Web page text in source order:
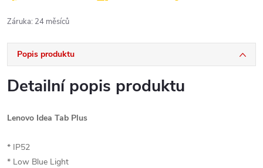
Záruka: 24 měsíců
Popis produktu
Detailní popis produktu
Lenovo Idea Tab Plus
* IP52
* Low Blue Light